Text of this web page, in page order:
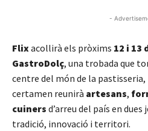
-
Flix acollirà els pròxims 12 i 13
GastroDolç, una trobada que
centre del món de la
certamen reunirà artesans,
cuiners d’arreu del país en
tradició, innovació i territori.